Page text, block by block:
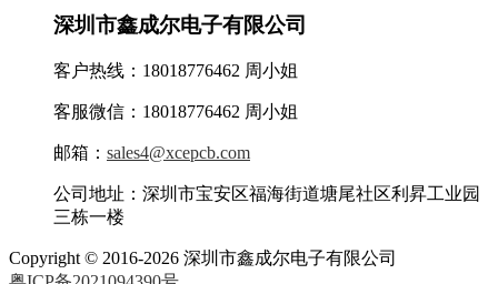
深圳市鑫成尔电子有限公司
客户热线：18018776462 周小姐
客服微信：18018776462 周小姐
邮箱： sales4@xcepcb.com
公司地址：深圳市宝安区福海街道塘尾社区利昇工业园
三栋一楼
Copyright © 2016-2026 深圳市鑫成尔电子有限公司